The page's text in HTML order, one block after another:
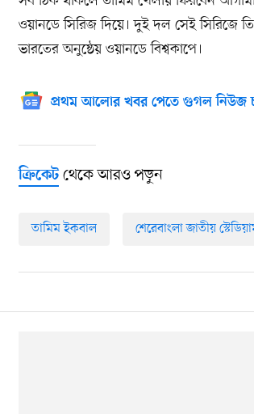
ওয়ানডে সিরিজ দিয়ে। দুই দল সেই সিরিজে
ভারতের অনুষ্ঠেয় ওয়ানডে বিশ্বকাপে।
প্রথম আলোর খবর পেতে গুগল নিউজ
ক্রিকেটথেকে আরও পড়ুন
তামিম ইকবাল শেরেবাংলা জাতীয়